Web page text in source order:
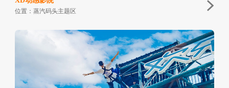
位置：蒸汽码头主题区